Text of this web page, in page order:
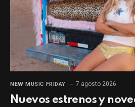
NEW MUSIC FRIDAY 7 agosto 2026
Nuevos estrenos y